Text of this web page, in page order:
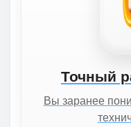
Точный
Вы заранее